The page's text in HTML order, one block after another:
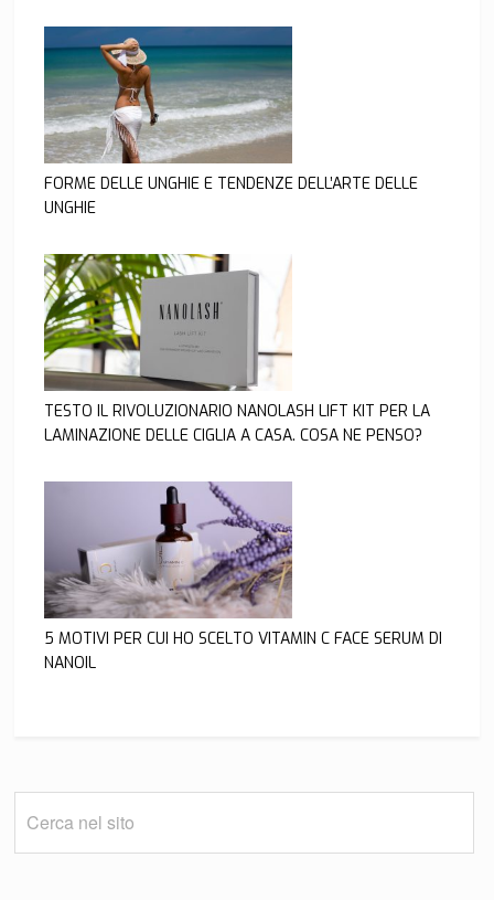
FORME DELLE UNGHIE E TENDENZE DELL’ARTE DELLE
UNGHIE
TESTO IL RIVOLUZIONARIO NANOLASH LIFT KIT PER LA
LAMINAZIONE DELLE CIGLIA A CASA. COSA NE PENSO?
5 MOTIVI PER CUI HO SCELTO VITAMIN C FACE SERUM DI
NANOIL